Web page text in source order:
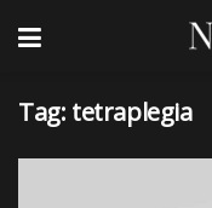
Tag: tetraplegia